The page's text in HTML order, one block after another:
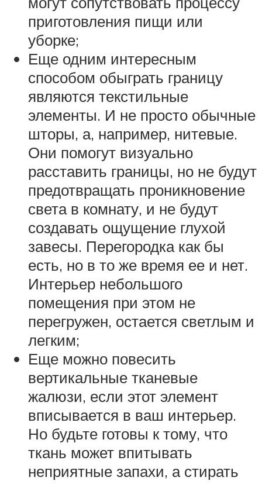
приготовления пищи или
уборке;
Еще одним интересным
способом обыграть границу
являются текстильные
элементы. И не просто обычные
шторы, а, например, нитевые.
Они помогут визуально
расставить границы, но не будут
предотвращать проникновение
света в комнату, и не будут
создавать ощущение глухой
завесы. Перегородка как бы
есть, но в то же время ее и нет.
Интерьер небольшого
помещения при этом не
перегружен, остается светлым и
легким;
Еще можно повесить
вертикальные тканевые
жалюзи, если этот элемент
вписывается в ваш интерьер.
Но будьте готовы к тому, что
ткань может впитывать
неприятные запахи, а стирать